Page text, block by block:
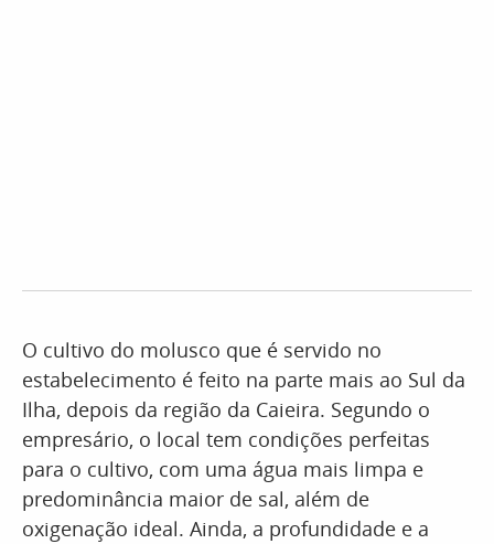
O cultivo do molusco que é servido no
estabelecimento é feito na parte mais ao Sul da
Ilha, depois da região da Caieira. Segundo o
empresário, o local tem condições perfeitas
para o cultivo, com uma água mais limpa e
predominância maior de sal, além de
oxigenação ideal. Ainda, a profundidade e a